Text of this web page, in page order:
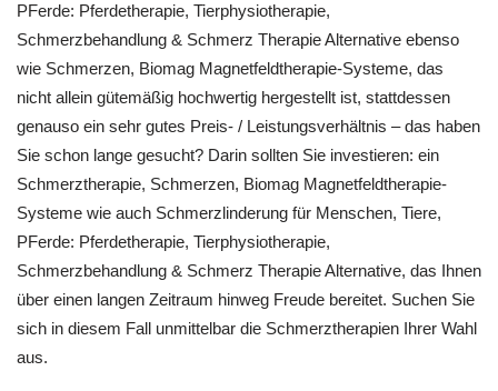
PFerde: Pferdetherapie, Tierphysiotherapie,
Schmerzbehandlung & Schmerz Therapie Alternative ebenso
wie Schmerzen, Biomag Magnetfeldtherapie-Systeme, das
nicht allein gütemäßig hochwertig hergestellt ist, stattdessen
genauso ein sehr gutes Preis- / Leistungsverhältnis – das haben
Sie schon lange gesucht? Darin sollten Sie investieren: ein
Schmerztherapie, Schmerzen, Biomag Magnetfeldtherapie-
Systeme wie auch Schmerzlinderung für Menschen, Tiere,
PFerde: Pferdetherapie, Tierphysiotherapie,
Schmerzbehandlung & Schmerz Therapie Alternative, das Ihnen
über einen langen Zeitraum hinweg Freude bereitet. Suchen Sie
sich in diesem Fall unmittelbar die Schmerztherapien Ihrer Wahl
aus.